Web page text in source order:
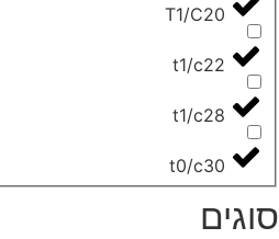
T1/C20
t1/c22
t1/c28
t0/c30